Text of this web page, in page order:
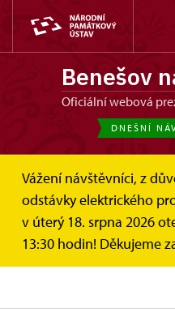
Benešov
oficiální webová
DNEŠNÍ
Vážení návštěvníci, z
odstávky elektrického
v úterý 18. srpna 2026
13:30 hodin! Děkujeme
Benešov nad Ploučnicí
Novinky